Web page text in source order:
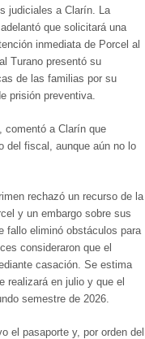
judiciales a Clarín. La
que solicitará una
inmediata de Porcel al
Turano presentó su
de las familias por su
prisión preventiva.
comentó a Clarín que
del fiscal, aunque aún no lo
rechazó un recurso de la
y un embargo sobre sus
fallo eliminó obstáculos para
consideraron que el
casación. Se estima
realizará en julio y que el
semestre de 2026.
el pasaporte y, por orden del